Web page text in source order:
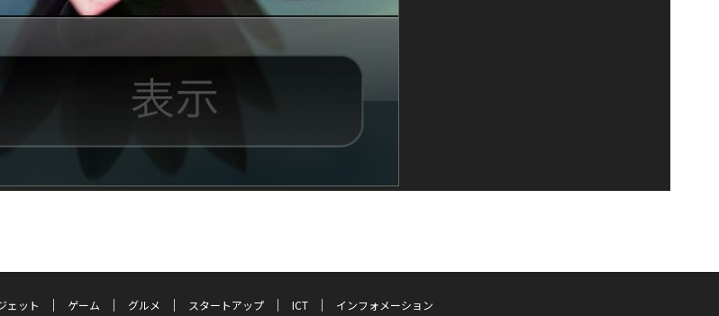
ェット ゲーム グルメ スタートアップ ICT インフォメーション